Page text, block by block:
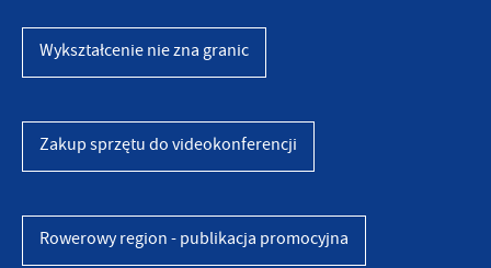
Wykształcenie nie zna granic
Zakup sprzętu do videokonferencji
Rowerowy region - publikacja promocyjna